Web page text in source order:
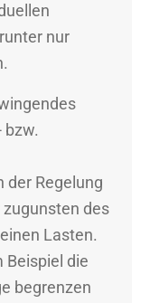
nur
bzw.
der Regelung
des
Lasten.
Beispiel die
begrenzen